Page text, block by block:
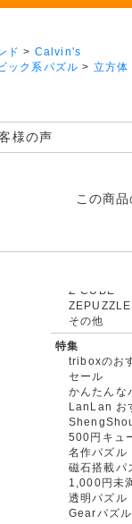
ド > Calvin's
ック系パズル > 立方体
様の声
この商
その他
特集
triboxのお
セール
かんたんな
LanLan お
500円キュ
名作パズル
磁石搭載パ
1,000円未
透明パズル
Gearパズル